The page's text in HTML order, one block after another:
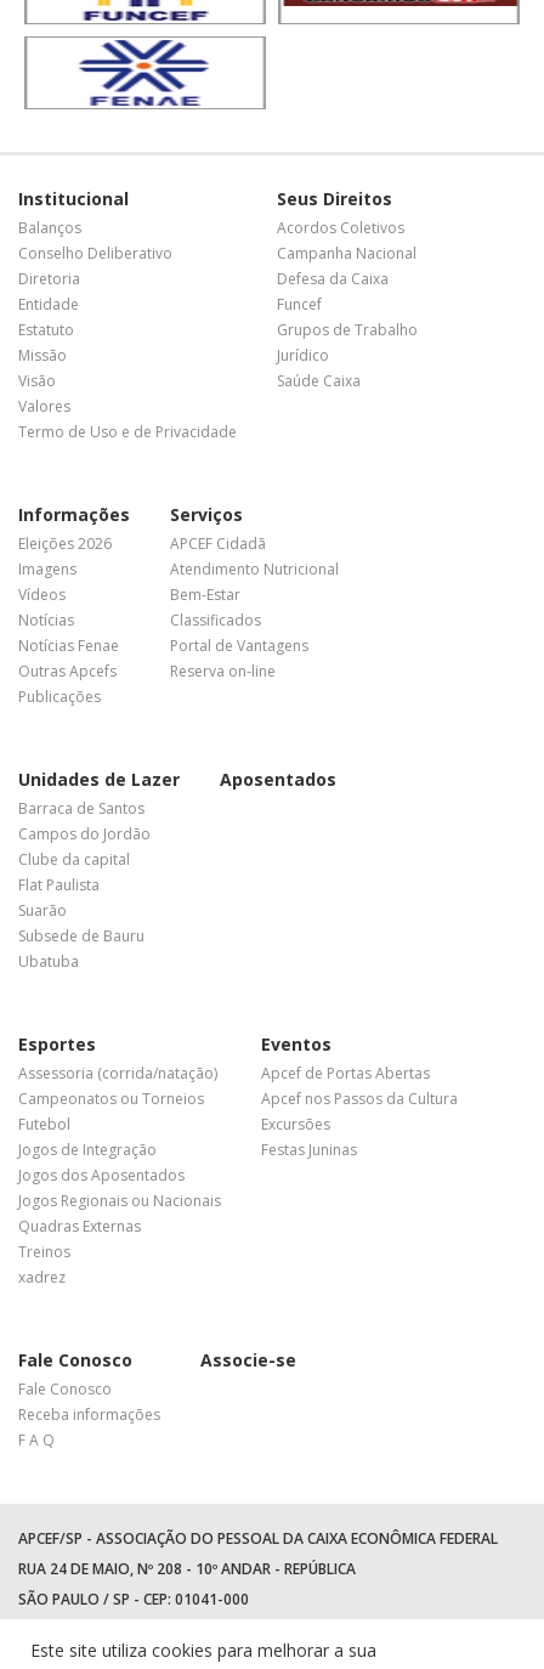
Institucional
Balanços
Conselho Deliberativo
Diretoria
Entidade
Estatuto
Missão
Visão
Valores
Termo de Uso e de Privacidade
Seus Direitos
Acordos Coletivos
Campanha Nacional
Defesa da Caixa
Funcef
Grupos de Trabalho
Jurídico
Saúde Caixa
Informações
Eleições 2026
Imagens
Vídeos
Notícias
Notícias Fenae
Outras Apcefs
Publicações
Serviços
APCEF Cidadã
Atendimento Nutricional
Bem-Estar
Classificados
Portal de Vantagens
Reserva on-line
Unidades de Lazer
Barraca de Santos
Campos do Jordão
Clube da capital
Flat Paulista
Suarão
Subsede de Bauru
Ubatuba
Aposentados
Esportes
Assessoria (corrida/natação)
Campeonatos ou Torneios
Futebol
Jogos de Integração
Jogos dos Aposentados
Jogos Regionais ou Nacionais
Quadras Externas
Treinos
xadrez
Eventos
Apcef de Portas Abertas
Apcef nos Passos da Cultura
Excursões
Festas Juninas
Fale Conosco
Fale Conosco
Receba informações
F A Q
Associe-se
APCEF/SP - ASSOCIAÇÃO DO PESSOAL DA CAIXA ECONÔMICA FEDERAL
RUA 24 DE MAIO, Nº 208 - 10º ANDAR - REPÚBLICA
SÃO PAULO / SP - CEP: 01041-000
WhatsApp: (11) 94597-5758
Este site utiliza cookies para melhorar a sua